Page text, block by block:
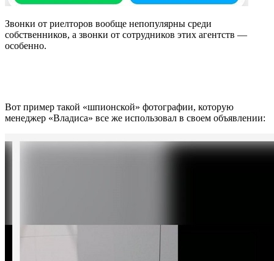
Звонки от риелторов вообще непопулярны среди
собственников, а звонки от сотрудников этих агентств —
особенно.
Вот пример такой «шпионской» фотографии, которую
менеджер «Владиса» все же использовал в своем объявлении: